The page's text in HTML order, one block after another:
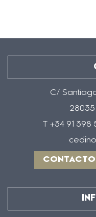
C/
T +34 91
CONTACTO